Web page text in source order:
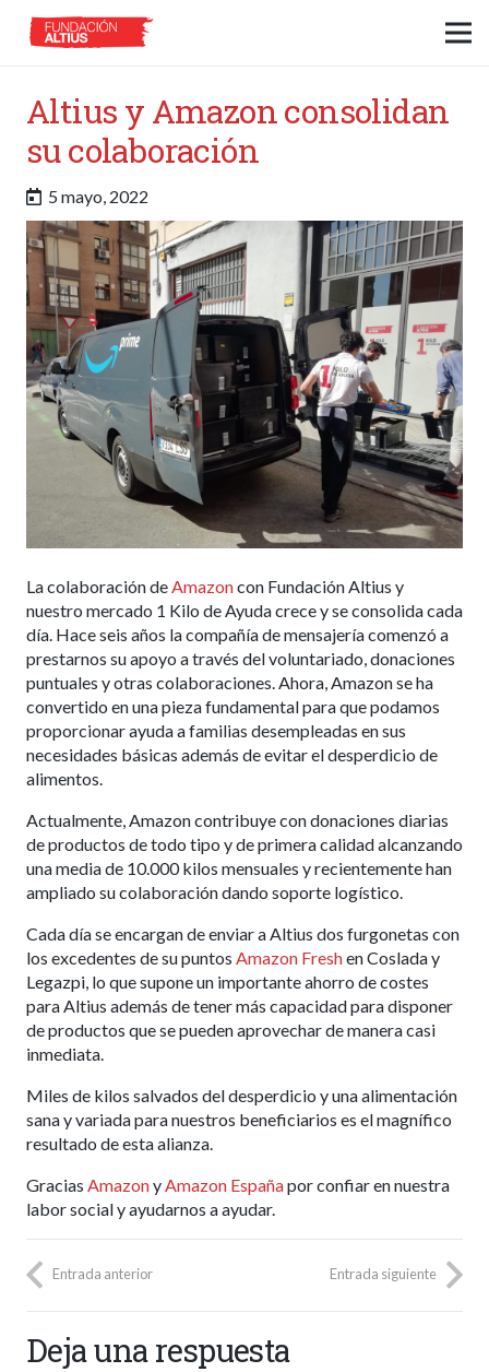
Altius y Amazon consolidan
su colaboración
5 mayo, 2022
La colaboración deAmazoncon Fundación Altius y
nuestro mercado 1 Kilo de Ayuda crece y se consolida cada
día. Hace seis años la compañía de mensajería comenzó a
prestarnos su apoyo a través del voluntariado, donaciones
puntuales y otras colaboraciones. Ahora, Amazon se ha
convertido en una pieza fundamental para que podamos
proporcionar ayuda a familias desempleadas en sus
necesidades básicas además de evitar el desperdicio de
alimentos.
Actualmente, Amazon contribuye con donaciones diarias
de productos de todo tipo y de primera calidad alcanzando
una media de 10.000 kilos mensuales y recientemente han
ampliado su colaboración dando soporte logístico.
Cada día se encargan de enviar a Altius dos furgonetas con
los excedentes de su puntos Amazon Freshen Coslada y
Legazpi, lo que supone un importante ahorro de costes
para Altius además de tener más capacidad para disponer
de productos que se pueden aprovechar de manera casi
inmediata.
Miles de kilos salvados del desperdicio y una alimentación
sana y variada para nuestros beneficiarios es el magnífico
resultado de esta alianza.
Gracias AmazonyAmazon Españapor confiar en nuestra
labor social y ayudarnos a ayudar.
Entrada anterior Entrada siguiente
Deja una respuesta